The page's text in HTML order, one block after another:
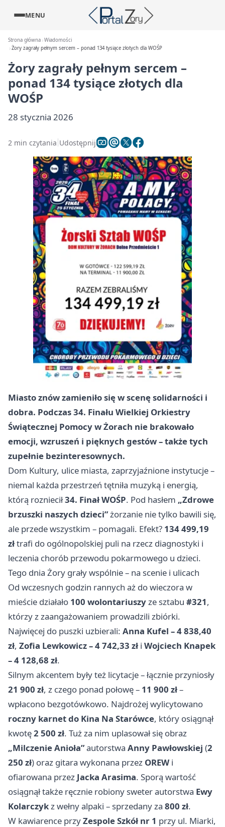
MENU
Strona główna Wiadomości
Żory zagrały pełnym sercem – ponad 134 tysiące złotych dla WOŚP
Żory zagrały pełnym sercem –
ponad 134 tysiące złotych dla
WOŚP
28 stycznia 2026
2 min czytania Udostępnij
Miasto znów zamieniło się w scenę solidarności i
dobra. Podczas 34. Finału Wielkiej Orkiestry
Świątecznej Pomocy w Żorach nie brakowało
emocji, wzruszeń i pięknych gestów – także tych
zupełnie bezinteresownych.
Dom Kultury, ulice miasta, zaprzyjaźnione instytucje –
niemal każda przestrzeń tętniła muzyką i energią,
którą rozniecił34. Finał WOŚP. Pod hasłem „Zdrowe
brzuszki naszych dzieci”żorzanie nie tylko bawili się,
ale przede wszystkim – pomagali. Efekt? 134 499,19
złtrafi do ogólnopolskiej puli na rzecz diagnostyki i
leczenia chorób przewodu pokarmowego u dzieci.
Tego dnia Żory grały wspólnie – na scenie i ulicach
Od wczesnych godzin rannych aż do wieczora w
mieście działało 100 wolontariuszyze sztabu #321,
którzy z zaangażowaniem prowadzili zbiórki.
Najwięcej do puszki uzbierali: Anna Kufel – 4 838,40
zł, Zofia Lewkowicz – 4 742,33 zł i Wojciech Knapek
– 4 128,68 zł.
Silnym akcentem były też licytacje – łącznie przyniosły
21 900 zł, z czego ponad połowę – 11 900 zł–
wpłacono bezgotówkowo. Najdrożej wylicytowano
roczny karnet do Kina Na Starówce, który osiągnął
kwotę2 500 zł. Tuż za nim uplasował się obraz
„Milczenie Anioła”autorstwa Anny Pawłowskiej (2
250 zł) oraz gitara wykonana przez OREW i
ofiarowana przez Jacka Arasima. Sporą wartość
osiągnął także ręcznie robiony sweter autorstwa Ewy
Kolarczykz wełny alpaki – sprzedany za 800 zł.
W kawiarence przyZespole Szkół nr 1 przy ul. Miarki,